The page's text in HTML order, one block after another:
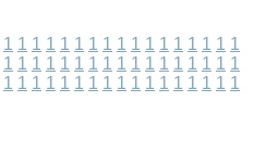
1 1 1 1 1 1 1 1 1 1 1 1 1 1 1 1 1
1 1 1 1 1 1 1 1 1 1 1 1 1 1 1 1 1
1 1 1 1 1 1 1 1 1 1 1 1 1 1 1 1 1